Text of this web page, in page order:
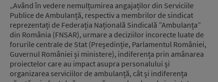
„Având în vedere nemulțumirea angajaților din Serviciile
Publice de Ambulanță, respectiv a membrilor de sindicat
reprezentați de Federația Națională Sindicală ”Ambulanța”
din România (FNSAR), urmare a deciziilor incorecte luate de
forurile centrale de Stat (Președinție, Parlamentul României,
Guvernul României și ministere), indiferența prin amânarea
proiectelor care au impact asupra personalului și
organizarea serviciilor de ambulanță, cât și indiferența